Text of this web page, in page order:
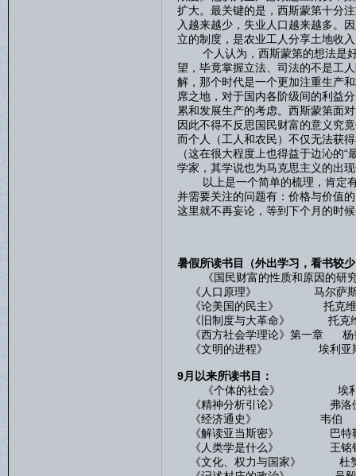
扩大。最关键的是，西斯蒙第十分
入越来越少，失业人口越来越多。
立的制度，是农业工人分享土地收
个人认为，西斯蒙第的想法是好
望，毕竟掌握立法、司法的不是工
解，那个时代是一个更加注重生产
席之地，对于国内各阶级间的利益
累和发展生产的考虑。西斯蒙第面
因此不得不反思国民财富的意义究
而个人（工人和农民）不仅无法获
（这在很大程度上也得益于边沁的
学家，其学说也为马克思主义的出
以上是一个简单的梳理，肯定有
并需要关注的问题有：价格与价值
这里就不再妄论，等到下个月的时
暑假所读书目（外出学习，看书较
《国民财富的性质和原因的研究
《人口原理》 马尔萨
《论美国的民主》 托克维
《旧制度与大革命》 托克
《西方社会学理论》第一章 杨
《文明的进程》 埃利亚
9月以来所读书目：
《个体的社会》 埃利
《精神分析引论》 弗洛
《经济通史》 韦伯
《解读亚当斯密》 巴特
《人类学是什么》 王铭
《文化、权力与国家》 杜